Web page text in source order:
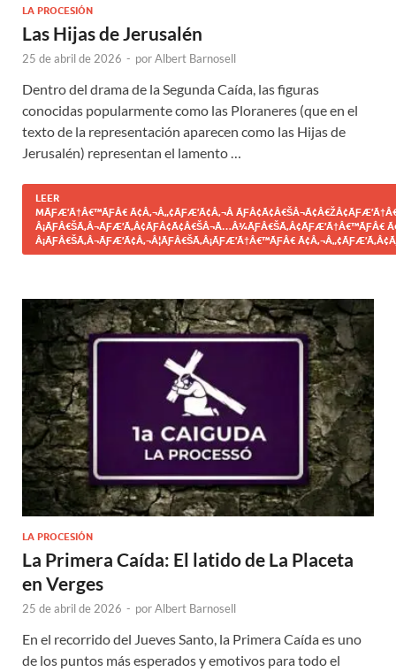
LA PROCESIÓN
Las Hijas de Jerusalén
25 de abril de 2026 - porAlbert Barnosell
Dentro del drama de la Segunda Caída, las figuras
conocidas popularmente como las Ploraneres (que en el
texto de la representación aparecen como las Hijas de
Jerusalén) representan el lamento …
LEER
MÃƑÆ’Ã†Â€™ÃƑÂ€ Ã¢Â‚¬Â„¢ÃƑÆ’Ã¢Â‚¬Â
Â¡ÃƑÂ€ŠÃ‚Â¬ÃƑÆ’Ã‚Â¢ÃƑÂ¢Ã¢Â€ŠÂ¬Ã…Â¾ÃƑÂ€ŠÃ‚Â¢ÃƑÆ’Ã†Â€™ÃƑÂ€
Â¡ÃƑÂ€ŠÃ‚Â¬ÃƑÆ’Ã¢Â‚¬Â¦ÃƑÂ€ŠÃ‚Â¡ÃƑÆ’Ã†Â€™ÃƑÂ€
LA PROCESIÓN
La Primera Caída: El latido de La Placeta
en Verges
25 de abril de 2026 - porAlbert Barnosell
En el recorrido del Jueves Santo, la Primera Caída es uno
de los puntos más esperados y emotivos para todo el